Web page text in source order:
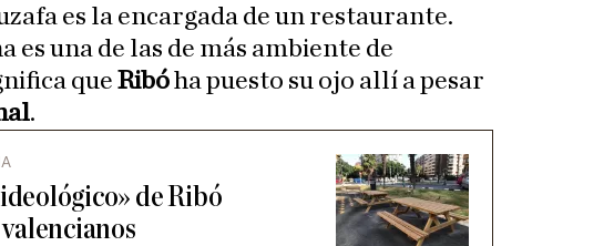
es la encargada de un restaurante.
es una de las de más ambiente de
que Ribóha puesto su ojo allí a pesar
.
de Ribó
valencianos